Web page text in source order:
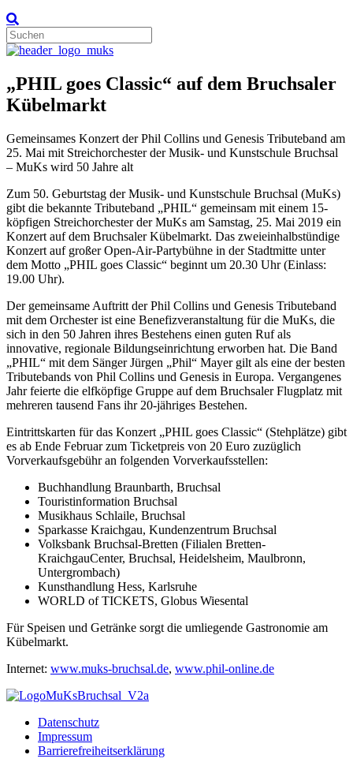
„PHIL goes Classic“ auf dem Bruchsaler
Kübelmarkt
Gemeinsames Konzert der Phil Collins und Genesis Tributeband am
25. Mai mit Streichorchester der Musik- und Kunstschule Bruchsal
– MuKs wird 50 Jahre alt
Zum 50. Geburtstag der Musik- und Kunstschule Bruchsal (MuKs)
gibt die bekannte Tributeband „PHIL“ gemeinsam mit einem 15-
köpfigen Streichorchester der MuKs am Samstag, 25. Mai 2019 ein
Konzert auf dem Bruchsaler Kübelmarkt. Das zweieinhalbstündige
Konzert auf großer Open-Air-Partybühne in der Stadtmitte unter
dem Motto „PHIL goes Classic“ beginnt um 20.30 Uhr (Einlass:
19.00 Uhr).
Der gemeinsame Auftritt der Phil Collins und Genesis Tributeband
mit dem Orchester ist eine Benefizveranstaltung für die MuKs, die
sich in den 50 Jahren ihres Bestehens einen guten Ruf als
innovative, regionale Bildungseinrichtung erworben hat. Die Band
„PHIL“ mit dem Sänger Jürgen „Phil“ Mayer gilt als eine der besten
Tributebands von Phil Collins und Genesis in Europa. Vergangenes
Jahr feierte die elfköpfige Gruppe auf dem Bruchsaler Flugplatz mit
mehreren tausend Fans ihr 20-jähriges Bestehen.
Eintrittskarten für das Konzert „PHIL goes Classic“ (Stehplätze) gibt
es ab Ende Februar zum Ticketpreis von 20 Euro zuzüglich
Vorverkaufsgebühr an folgenden Vorverkaufsstellen:
Buchhandlung Braunbarth, Bruchsal
Touristinformation Bruchsal
Musikhaus Schlaile, Bruchsal
Sparkasse Kraichgau, Kundenzentrum Bruchsal
Volksbank Bruchsal-Bretten (Filialen Bretten-
KraichgauCenter, Bruchsal, Heidelsheim, Maulbronn,
Untergrombach)
Kunsthandlung Hess, Karlsruhe
WORLD of TICKETS, Globus Wiesental
Für Speisen und Getränke sorgt die umliegende Gastronomie am
Kübelmarkt.
Internet: www.muks-bruchsal.de, www.phil-online.de
Datenschutz
Impressum
Barrierefreiheitserklärung